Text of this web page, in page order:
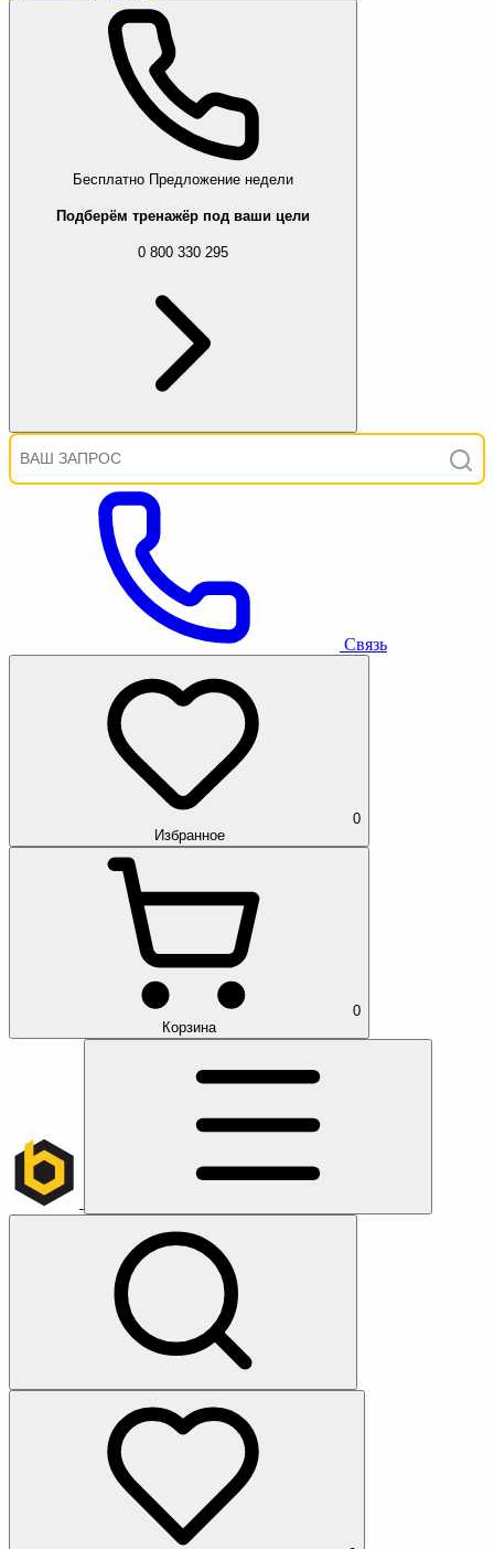
Бесплатно Предложение недели
Подберём тренажёр под ваши цели
0 800 330 295
Связь
0
Избранное
0
Корзина